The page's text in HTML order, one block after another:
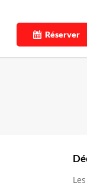
Réserver